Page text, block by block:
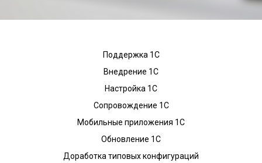
Поддержка 1С
Внедрение 1С
Настройка 1С
Сопровождение 1С
Мобильные приложения 1С
Обновление 1С
Доработка типовых конфигураций